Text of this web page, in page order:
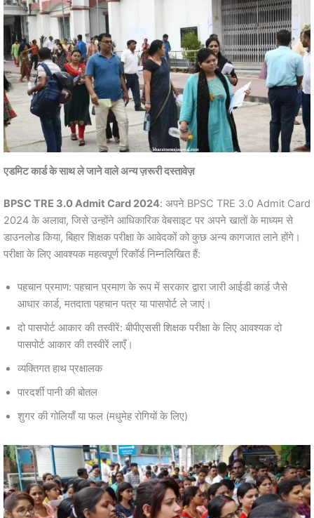
एडमिट कार्ड के साथ ले जाने वाले अन्य ज़रूरी दस्तावेज़
BPSC TRE 3.0 Admit Card 2024: अपने BPSC TRE 3.0 Admit Card
2024 के अलावा, जिसे उन्होंने आधिकारिक वेबसाइट पर अपने खातों के माध्यम से
डाउनलोड किया, बिहार शिक्षक परीक्षा के आवेदकों को कुछ अन्य कागजात लाने होंगे।
परीक्षा के लिए आवश्यक महत्वपूर्ण रिकॉर्ड निम्नलिखित हैं:
पहचान प्रमाण: पहचान प्रमाण के रूप में सरकार द्वारा जारी आईडी कार्ड जैसे
आधार कार्ड, मतदाता पहचान पत्र या पासपोर्ट ले जाएं।
दो पासपोर्ट आकार की तस्वीरें: बीपीएससी शिक्षक परीक्षा के लिए आवश्यक दो
पासपोर्ट आकार की तस्वीरें लाएँ।
व्यक्तिगत हाथ प्रक्षालक
पारदर्शी पानी की बोतल
शुगर की गोलियाँ या फल (मधुमेह रोगियों के लिए)